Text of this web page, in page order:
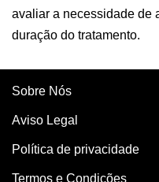
avaliar a necessidade de
duração do tratamento.
Sobre Nós
Aviso Legal
Política de privacidade
Termos e Condições